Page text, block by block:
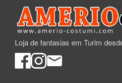
Loja de fantasias em Turim